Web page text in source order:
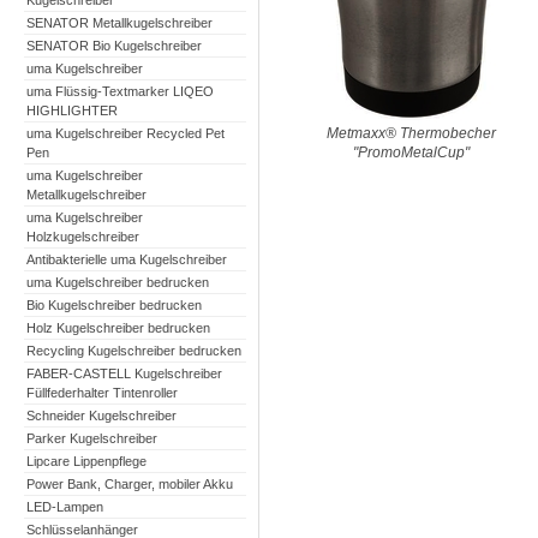
Metmaxx® Thermobecher
"PromoMetalCup"
SENATOR Metallkugelschreiber
SENATOR Bio Kugelschreiber
uma Kugelschreiber
uma Flüssig-Textmarker LIQEO
HIGHLIGHTER
uma Kugelschreiber Recycled Pet
Pen
uma Kugelschreiber
Metallkugelschreiber
uma Kugelschreiber
Holzkugelschreiber
Antibakterielle uma Kugelschreiber
uma Kugelschreiber bedrucken
Bio Kugelschreiber bedrucken
Holz Kugelschreiber bedrucken
Recycling Kugelschreiber bedrucken
FABER-CASTELL Kugelschreiber
Füllfederhalter Tintenroller
Schneider Kugelschreiber
Parker Kugelschreiber
Lipcare Lippenpflege
Power Bank, Charger, mobiler Akku
LED-Lampen
Schlüsselanhänger